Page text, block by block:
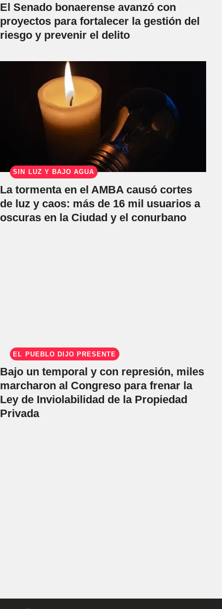
El Senado bonaerense avanzó con
proyectos para fortalecer la gestión del
riesgo y prevenir el delito
SIN LUZ Y BAJO AGUA
La tormenta en el AMBA causó cortes
de luz y caos: más de 16 mil usuarios a
oscuras en la Ciudad y el conurbano
EL PUEBLO DIJO PRESENTE
Bajo un temporal y con represión, miles
marcharon al Congreso para frenar la
Ley de Inviolabilidad de la Propiedad
Privada